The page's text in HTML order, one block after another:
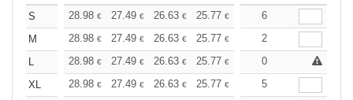
S 28.98 € 27.49 € 26.63 € 25.77 € 24.48
6
M
28.98 € 27.49 € 26.63 € 25.77 € 24.48
2
L
28.98 € 27.49 € 26.63 € 25.77 € 24.48 €
0
XL
28.98 € 27.49 € 26.63 € 25.77 € 24.48
5